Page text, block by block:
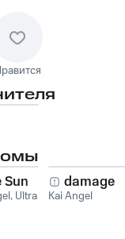
Sun
, Ultra
damage
Kai Angel